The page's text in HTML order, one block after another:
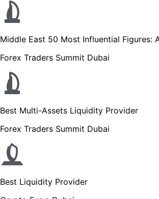
Middle East 50 Most Influential Figures:
Forex Traders Summit Dubai
Best Multi-Assets Liquidity Provider
Forex Traders Summit Dubai
Best Liquidity Provider